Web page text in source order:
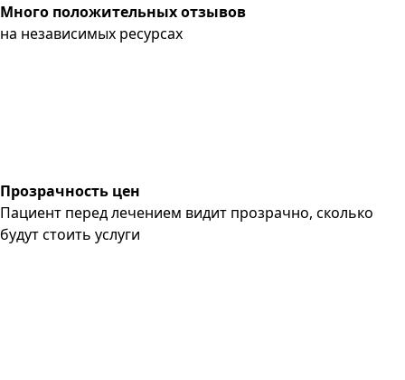
Много положительных отзывов
на независимых ресурсах
Прозрачность цен
Пациент перед лечением видит прозрачно, сколько
будут стоить услуги